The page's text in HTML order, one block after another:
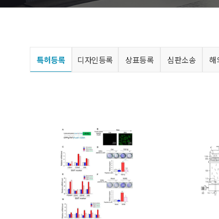
특허등록 디자인등록 상표등록 심판소송 해